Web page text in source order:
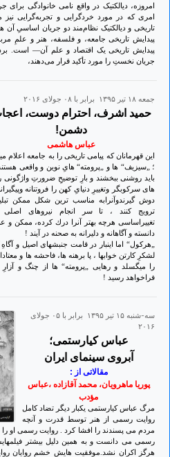
امروزه، دیالکتیک در‌ واقع نامی خانوادگی برای
امری که در مورد خردگرایی و تجربه‌گرایی نیز
تاریخی و دیالکتیک نظام‌مند دو جریان اساسیِ آن
پیدایش تاریخی‌ جامعه، و فلسفه، هنر و علمِ
پیدایش تاریخی‌ یک اقتصاد و علم آن— است.
جریان نخستِ را مورد تأکید قرار می‌دهند،
جمعه ۱۸ تير ۱۳۹۵ برابر با ۰۸ جولای ۲۰۱۶
حميد اشرف، احترام دوست،
دشمن!
عباس هاشمى
اين قهرمانان كه پيامى تاريخى را به جامعه اعلام
؛ „سيزيف“ ها و „پرومته“ هاىِ نوين و واقعى
بايد روشنى ببخشند و بارِ توضيحِ ضرورتِ واژگونى
هاى سركوبگر وتغييرِ دنياىِ كهن را فروتنانه
دوش گيرندوآنرابه مناسب ترين شكل ممكن
ترويج كنند ، تا سر انجام نيروهاى اصلى
تغييراساسى هرچه بهتر آنرا درك كرده، ممكن و
دانسته و آگاهانه و دليرانه به صحنه در آيند !
„هركول“ اما اينبار در قامت جنبشهاى اصيل و
لشكرِ كارتن خوابها ، پا برهنه ها، فاحشه ها و
را ميگسلد و رهايى „پرومته“ ها از چنگ و
فراخواهد رسيد !
سه-شنبه ۱۵ تير ۱۳۹۵ برابر با ۰۵ جولای
۲۰۱۶
عباس کیارستمی؛
آبروی سینمای ایران
مقالاتی از :
پوریا ماهرویان، محمد آقازاده ،عباس
مؤدب
مرگ عباس کیارستمی یکبار دیگر تضاد کامل
روایت رسمی از هنر توسط قدرت و آنچه
مردم می پسندند را افشا کرد . روایت رسمی او را
رسمی می دانست و به همین دلیل بیشتر
هرگز اکران نشد.موفقیت هایش خشم روایان